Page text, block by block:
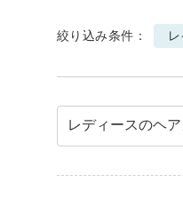
絞り込み条件：
レディースのヘ